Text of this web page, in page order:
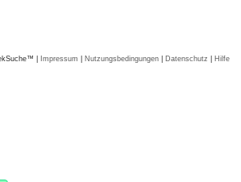
| Impressum | Nutzungsbedingungen | Datenschutz | Hilfe